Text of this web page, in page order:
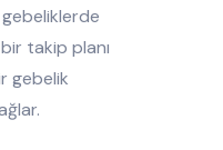
takip planı
gebelik